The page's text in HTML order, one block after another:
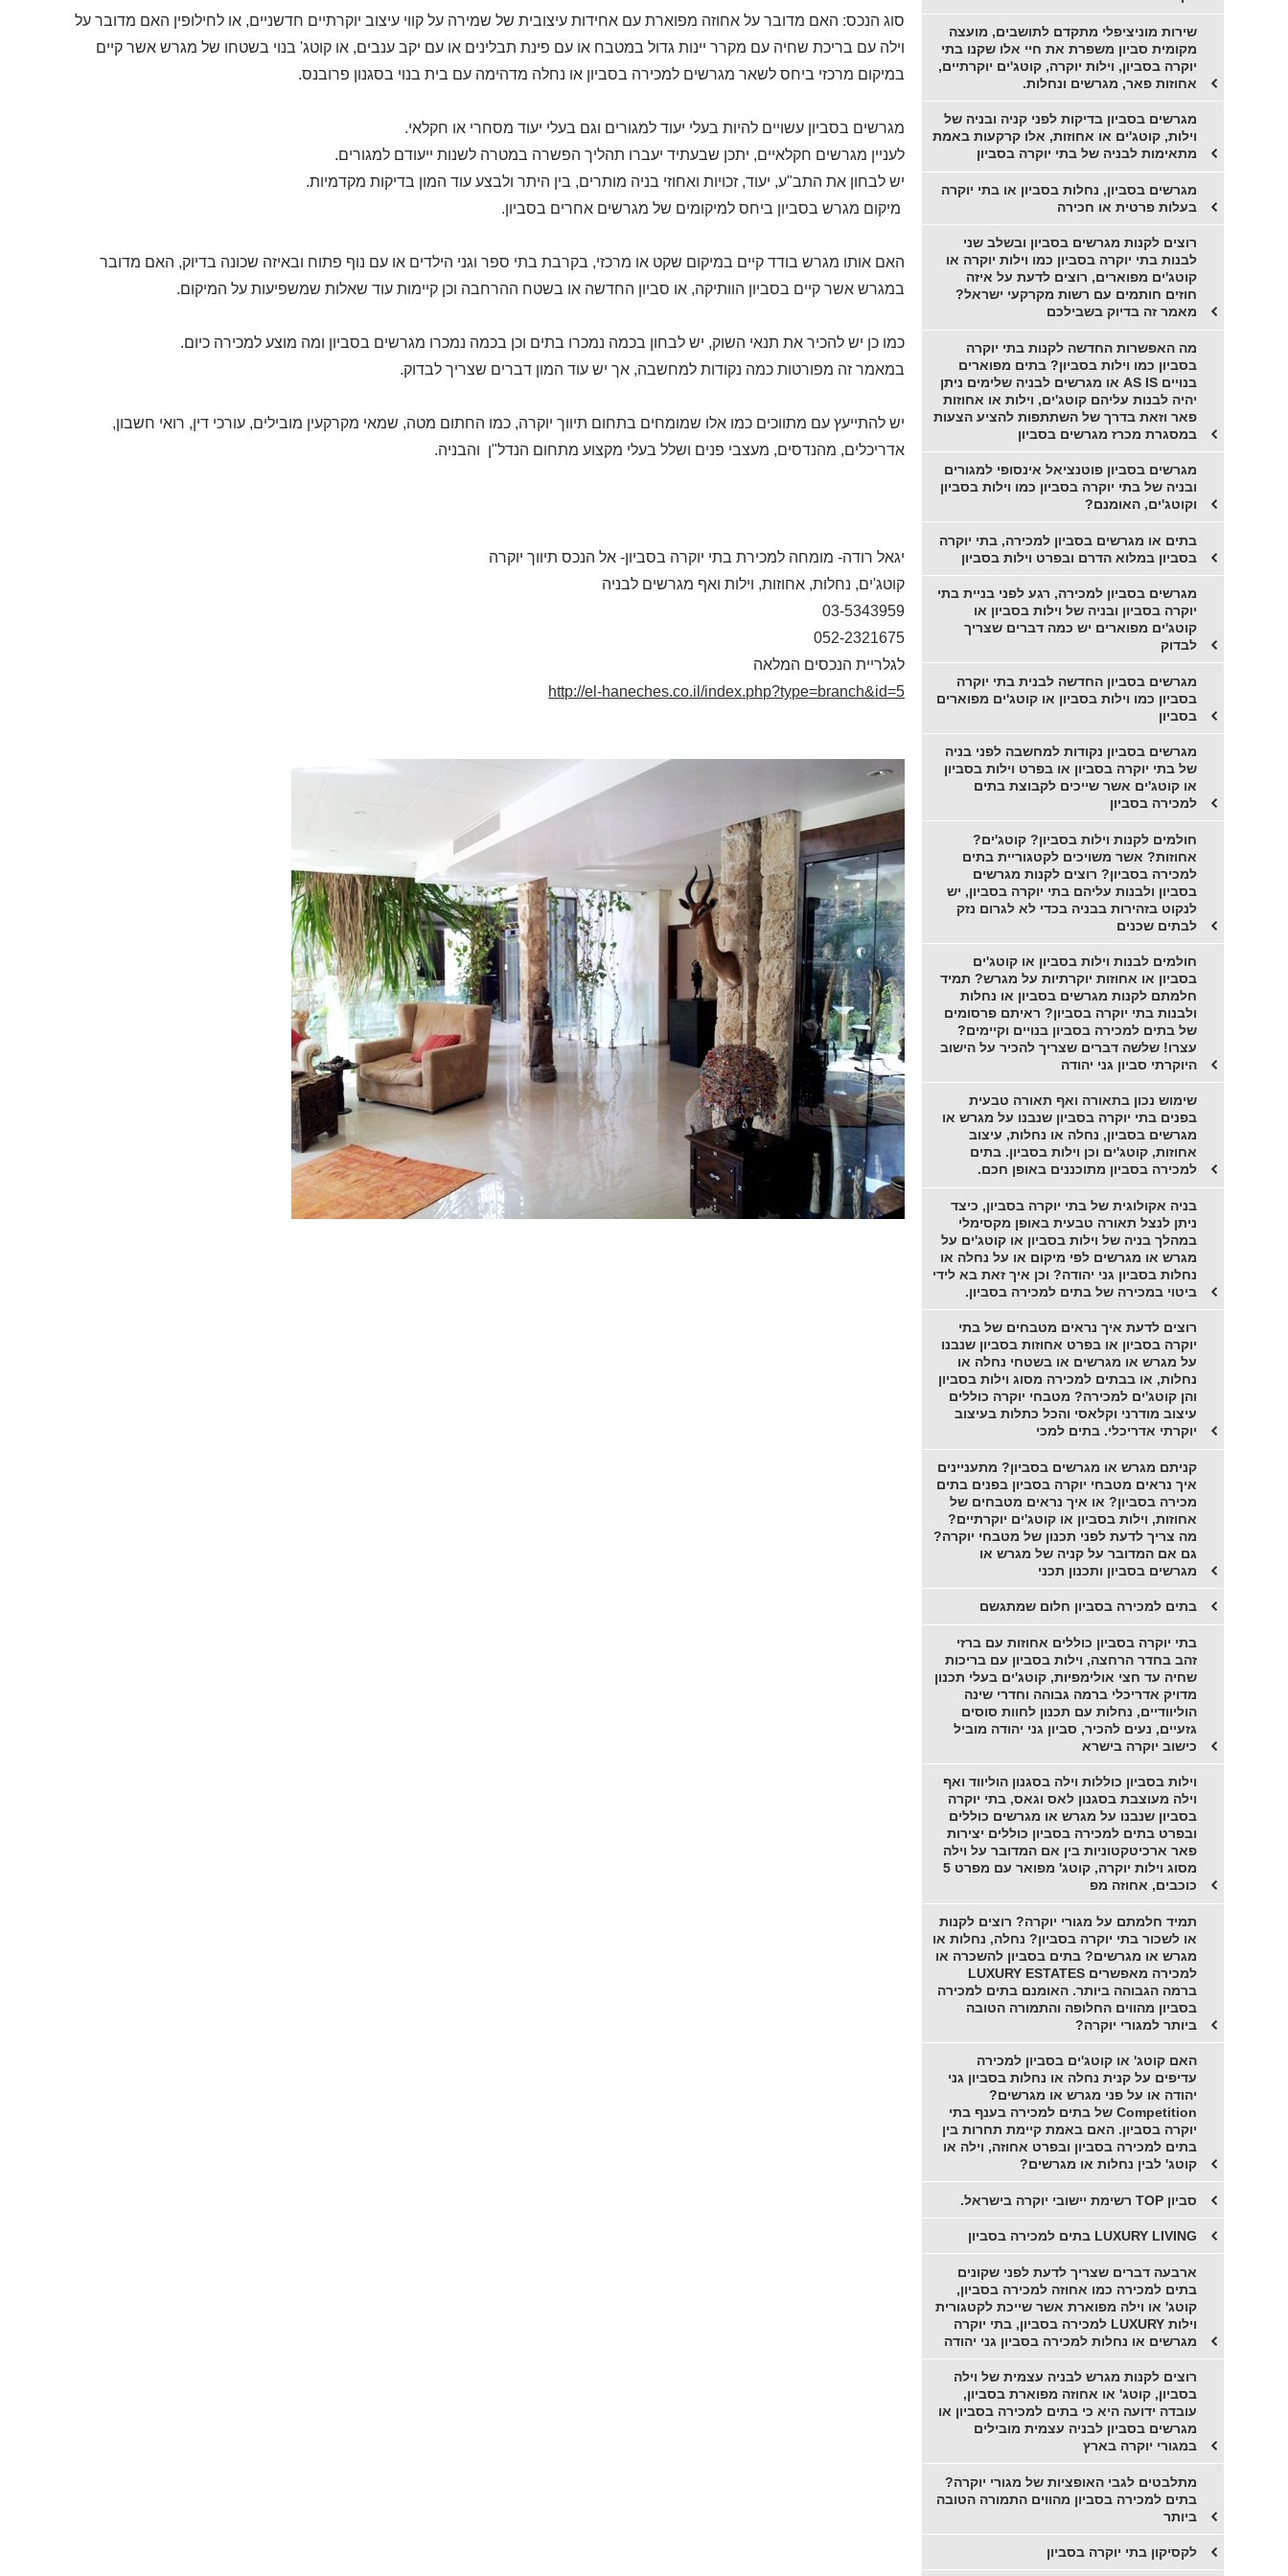
סוג הנכס: האם מדובר על אחוזה מפוארת עם אחידות עיצובית של שמירה על קווי עיצוב יוקרתיים חדשניים, או לחילופין האם מדובר על
וילה עם בריכת שחיה עם מקרר יינות גדול במטבח או עם פינת תבלינים או עם יקב ענבים, או קוטג' בנוי בשטחו של מגרש אשר קיים
במיקום מרכזי ביחס לשאר מגרשים למכירה בסביון או נחלה מדהימה עם בית בנוי בסגנון פרובנס.
מגרשים בסביון עשויים להיות בעלי יעוד למגורים וגם בעלי יעוד מסחרי או חקלאי.
לעניין מגרשים חקלאיים, יתכן שבעתיד יעברו תהליך הפשרה במטרה לשנות ייעודם למגורים.
יש לבחון את התב"ע, יעוד, זכויות ואחוזי בניה מותרים, בין היתר ולבצע עוד המון בדיקות מקדמיות.
מיקום מגרש בסביון ביחס למיקומים של מגרשים אחרים בסביון.
האם אותו מגרש בודד קיים במיקום שקט או מרכזי, בקרבת בתי ספר וגני הילדים או עם נוף פתוח ובאיזה שכונה בדיוק, האם מדובר
במגרש אשר קיים בסביון הוותיקה, או סביון החדשה או בשטח ההרחבה וכן קיימות עוד שאלות שמשפיעות על המיקום.
כמו כן יש להכיר את תנאי השוק, יש לבחון בכמה נמכרו בתים וכן בכמה נמכרו מגרשים בסביון ומה מוצע למכירה כיום.
במאמר זה מפורטות כמה נקודות למחשבה, אך יש עוד המון דברים שצריך לבדוק.
יש להתייעץ עם מתווכים כמו אלו שמומחים בתחום תיווך יוקרה, כמו החתום מטה, שמאי מקרקעין מובילים, עורכי דין, רואי חשבון,
אדריכלים, מהנדסים, מעצבי פנים ושלל בעלי מקצוע מתחום הנדל"ן והבניה.
יגאל רודה- מומחה למכירת בתי יוקרה בסביון- אל הנכס תיווך יוקרה
קוטג'ים, נחלות, אחוזות, וילות ואף מגרשים לבניה
03-5343959
052-2321675
לגלריית הנכסים המלאה
http://el-haneches.co.il/index.php?type=branch&id=5
שירות מוניציפלי מתקדם לתושבים, מועצה
מקומית סביון משפרת את חיי אלו שקנו בתי
יוקרה בסביון, וילות יוקרה, קוטג'ים יוקרתיים,
אחוזות פאר, מגרשים ונחלות.
מגרשים בסביון בדיקות לפני קניה ובניה של
וילות, קוטג'ים או אחוזות, אלו קרקעות באמת
מתאימות לבניה של בתי יוקרה בסביון
מגרשים בסביון, נחלות בסביון או בתי יוקרה
בעלות פרטית או חכירה
רוצים לקנות מגרשים בסביון ובשלב שני
לבנות בתי יוקרה בסביון כמו וילות יוקרה או
קוטג'ים מפוארים, רוצים לדעת על איזה
חוזים חותמים עם רשות מקרקעי ישראל?
מאמר זה בדיוק בשבילכם
מה האפשרות החדשה לקנות בתי יוקרה
בסביון כמו וילות בסביון? בתים מפוארים
בנויים AS IS או מגרשים לבניה שלימים ניתן
יהיה לבנות עליהם קוטג'ים, וילות או אחוזות
פאר וזאת בדרך של השתתפות להציע הצעות
במסגרת מכרז מגרשים בסביון
מגרשים בסביון פוטנציאל אינסופי למגורים
ובניה של בתי יוקרה בסביון כמו וילות בסביון
וקוטג'ים, האומנם?
בתים או מגרשים בסביון למכירה, בתי יוקרה
בסביון במלוא הדרם ובפרט וילות בסביון
מגרשים בסביון למכירה, רגע לפני בניית בתי
יוקרה בסביון ובניה של וילות בסביון או
קוטג'ים מפוארים יש כמה דברים שצריך
לבדוק
מגרשים בסביון החדשה לבנית בתי יוקרה
בסביון כמו וילות בסביון או קוטג'ים מפוארים
בסביון
מגרשים בסביון נקודות למחשבה לפני בניה
של בתי יוקרה בסביון או בפרט וילות בסביון
או קוטג'ים אשר שייכים לקבוצת בתים
למכירה בסביון
חולמים לקנות וילות בסביון? קוטג'ים?
אחוזות? אשר משויכים לקטגוריית בתים
למכירה בסביון? רוצים לקנות מגרשים
בסביון ולבנות עליהם בתי יוקרה בסביון, יש
לנקוט בזהירות בבניה בכדי לא לגרום נזק
לבתים שכנים
חולמים לבנות וילות בסביון או קוטג'ים
בסביון או אחוזות יוקרתיות על מגרש? תמיד
חלמתם לקנות מגרשים בסביון או נחלות
ולבנות בתי יוקרה בסביון? ראיתם פרסומים
של בתים למכירה בסביון בנויים וקיימים?
עצרו! שלשה דברים שצריך להכיר על הישוב
היוקרתי סביון גני יהודה
שימוש נכון בתאורה ואף תאורה טבעית
בפנים בתי יוקרה בסביון שנבנו על מגרש או
מגרשים בסביון, נחלה או נחלות, עיצוב
אחוזות, קוטג'ים וכן וילות בסביון. בתים
למכירה בסביון מתוכננים באופן חכם.
בניה אקולוגית של בתי יוקרה בסביון, כיצד
ניתן לנצל תאורה טבעית באופן מקסימלי
במהלך בניה של וילות בסביון או קוטג'ים על
מגרש או מגרשים לפי מיקום או על נחלה או
נחלות בסביון גני יהודה? וכן איך זאת בא לידי
ביטוי במכירה של בתים למכירה בסביון.
רוצים לדעת איך נראים מטבחים של בתי
יוקרה בסביון או בפרט אחוזות בסביון שנבנו
על מגרש או מגרשים או בשטחי נחלה או
נחלות, או בבתים למכירה מסוג וילות בסביון
והן קוטג'ים למכירה? מטבחי יוקרה כוללים
עיצוב מודרני וקלאסי והכל כתלות בעיצוב
יוקרתי אדריכלי. בתים למכי
קניתם מגרש או מגרשים בסביון? מתעניינים
איך נראים מטבחי יוקרה בסביון בפנים בתים
מכירה בסביון? או איך נראים מטבחים של
אחוזות, וילות בסביון או קוטג'ים יוקרתיים?
מה צריך לדעת לפני תכנון של מטבחי יוקרה?
גם אם המדובר על קניה של מגרש או
מגרשים בסביון ותכנון תכני
בתים למכירה בסביון חלום שמתגשם
בתי יוקרה בסביון כוללים אחוזות עם ברזי
זהב בחדר הרחצה, וילות בסביון עם בריכות
שחיה עד חצי אולימפיות, קוטג'ים בעלי תכנון
מדויק אדריכלי ברמה גבוהה וחדרי שינה
הוליוודיים, נחלות עם תכנון לחוות סוסים
גזעיים, נעים להכיר, סביון גני יהודה מוביל
כישוב יוקרה בישרא
וילות בסביון כוללות וילה בסגנון הוליווד ואף
וילה מעוצבת בסגנון לאס וגאס, בתי יוקרה
בסביון שנבנו על מגרש או מגרשים כוללים
ובפרט בתים למכירה בסביון כוללים יצירות
פאר ארכיטקטוניות בין אם המדובר על וילה
מסוג וילות יוקרה, קוטג' מפואר עם מפרט 5
כוכבים, אחוזה מפ
תמיד חלמתם על מגורי יוקרה? רוצים לקנות
או לשכור בתי יוקרה בסביון? נחלה, נחלות או
מגרש או מגרשים? בתים בסביון להשכרה או
למכירה מאפשרים LUXURY ESTATES
ברמה הגבוהה ביותר. האומנם בתים למכירה
בסביון מהווים החלופה והתמורה הטובה
ביותר למגורי יוקרה?
האם קוטג' או קוטג'ים בסביון למכירה
עדיפים על קנית נחלה או נחלות בסביון גני
יהודה או על פני מגרש או מגרשים?
Competition של בתים למכירה בענף בתי
יוקרה בסביון. האם באמת קיימת תחרות בין
בתים למכירה בסביון ובפרט אחוזה, וילה או
קוטג' לבין נחלות או מגרשים?
סביון TOP רשימת יישובי יוקרה בישראל.
LUXURY LIVING בתים למכירה בסביון
ארבעה דברים שצריך לדעת לפני שקונים
בתים למכירה כמו אחוזה למכירה בסביון,
קוטג' או וילה מפוארת אשר שייכת לקטגורית
וילות LUXURY למכירה בסביון, בתי יוקרה
מגרשים או נחלות למכירה בסביון גני יהודה
רוצים לקנות מגרש לבניה עצמית של וילה
בסביון, קוטג' או אחוזה מפוארת בסביון,
עובדה ידועה היא כי בתים למכירה בסביון או
מגרשים בסביון לבניה עצמית מובילים
במגורי יוקרה בארץ
מתלבטים לגבי האופציות של מגורי יוקרה?
בתים למכירה בסביון מהווים התמורה הטובה
ביותר
לקסיקון בתי יוקרה בסביון